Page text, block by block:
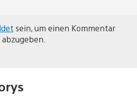
sein, um einen Kommentar
abzugeben.